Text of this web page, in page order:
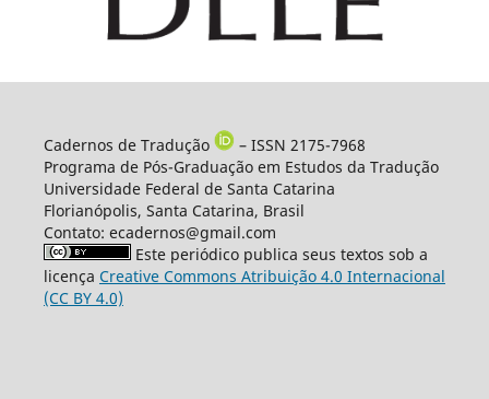
Cadernos de Tradução
– ISSN 2175-7968
Programa de Pós-Graduação em Estudos da Tradução
Universidade Federal de Santa Catarina
Florianópolis, Santa Catarina, Brasil
Contato: ecadernos@gmail.com
Este periódico publica seus textos sob a
licença Creative Commons Atribuição 4.0 Internacional
(CC BY 4.0)